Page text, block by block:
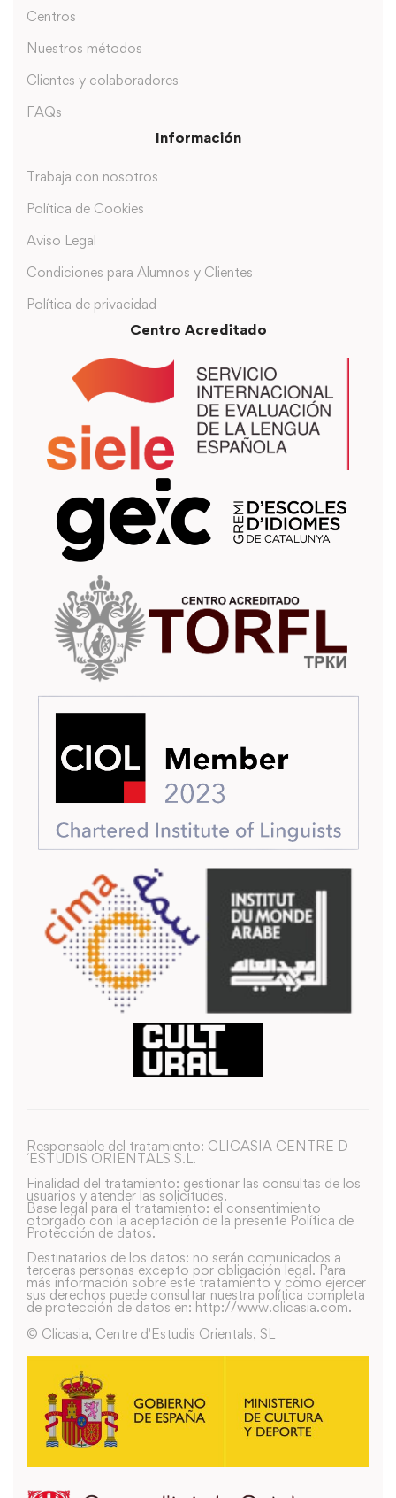
Centros
Nuestros métodos
Clientes y colaboradores
FAQs
Información
Trabaja con nosotros
Política de Cookies
Aviso Legal
Condiciones para Alumnos y Clientes
Política de privacidad
Centro Acreditado
Responsable del tratamiento: CLICASIA CENTRE D
´ESTUDIS ORIENTALS S.L.
Finalidad del tratamiento: gestionar las consultas de los
usuarios y atender las solicitudes.
Base legal para el tratamiento: el consentimiento
otorgado con la aceptación de la presente Política de
Protección de datos.
Destinatarios de los datos: no serán comunicados a
terceras personas excepto por obligación legal. Para
más información sobre este tratamiento y como ejercer
sus derechos puede consultar nuestra política completa
de protección de datos en: http://www.clicasia.com.
© Clicasia, Centre d'Estudis Orientals, SL